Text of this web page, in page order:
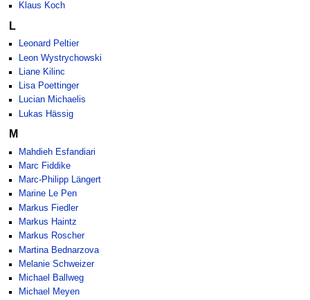
Klaus Koch
L
Leonard Peltier
Leon Wystrychowski
Liane Kilinc
Lisa Poettinger
Lucian Michaelis
Lukas Hässig
M
Mahdieh Esfandiari
Marc Fiddike
Marc-Philipp Längert
Marine Le Pen
Markus Fiedler
Markus Haintz
Markus Roscher
Martina Bednarzova
Melanie Schweizer
Michael Ballweg
Michael Meyen